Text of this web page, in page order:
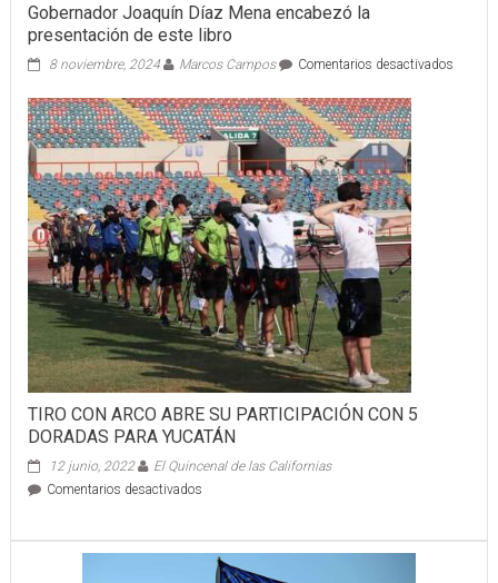
Gobernador Joaquín Díaz Mena encabezó la
presentación de este libro
8 noviembre, 2024 Marcos Campos Comentarios desactivadosen
TIRO CON ARCO ABRE SU PARTICIPACIÓN CON 5
DORADAS PARA YUCATÁN
12 junio, 2022
El Quincenal de las Californias
Comentarios desactivadosen
ABRE